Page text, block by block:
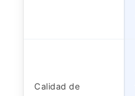
Calidad de